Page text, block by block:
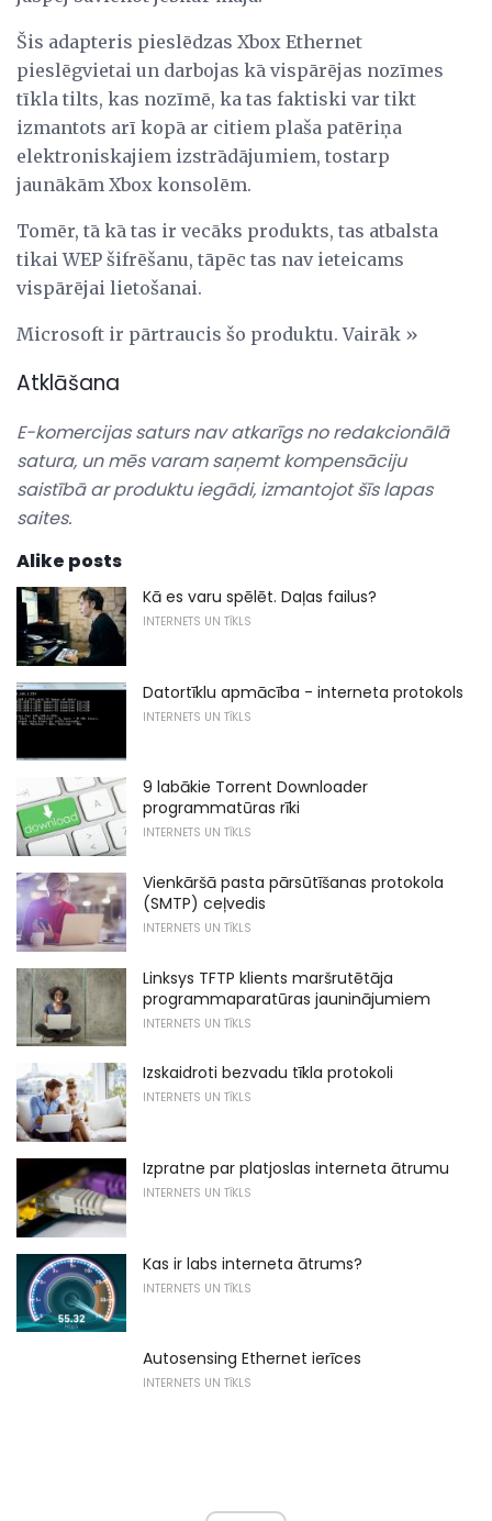
Šis adapteris pieslēdzas Xbox Ethernet
pieslēgvietai un darbojas kā vispārējas nozīmes
tīkla tilts, kas nozīmē, ka tas faktiski var tikt
izmantots arī kopā ar citiem plaša patēriņa
elektroniskajiem izstrādājumiem, tostarp
jaunākām Xbox konsolēm.
Tomēr, tā kā tas ir vecāks produkts, tas atbalsta
tikai WEP šifrēšanu, tāpēc tas nav ieteicams
vispārējai lietošanai.
Microsoft ir pārtraucis šo produktu. Vairāk »
Atklāšana
E-komercijas saturs nav atkarīgs no redakcionālā
satura, un mēs varam saņemt kompensāciju
saistībā ar produktu iegādi, izmantojot šīs lapas
saites.
Alike posts
Kā es varu spēlēt. Daļas failus?
INTERNETS UN TĪKLS
Datortīklu apmācība - interneta protokols
INTERNETS UN TĪKLS
9 labākie Torrent Downloader
programmatūras rīki
INTERNETS UN TĪKLS
Vienkāršā pasta pārsūtīšanas protokola
(SMTP) ceļvedis
INTERNETS UN TĪKLS
Linksys TFTP klients maršrutētāja
programmaparatūras jauninājumiem
INTERNETS UN TĪKLS
Izskaidroti bezvadu tīkla protokoli
INTERNETS UN TĪKLS
Izpratne par platjoslas interneta ātrumu
INTERNETS UN TĪKLS
Kas ir labs interneta ātrums?
INTERNETS UN TĪKLS
Autosensing Ethernet ierīces
INTERNETS UN TĪKLS